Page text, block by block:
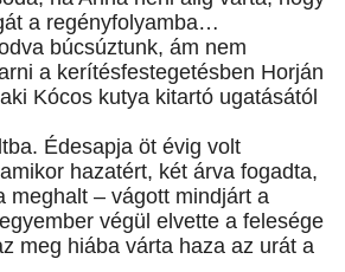
a regényfolyamba…
búcsúztunk, ám nem
a kerítésfestegetésben Horján
Kócos kutya kitartó ugatásától
Édesapja öt évig volt
hazatért, két árva fogadta,
meghalt – vágott mindjárt a
végül elvette a felesége
meg hiába várta haza az urát a